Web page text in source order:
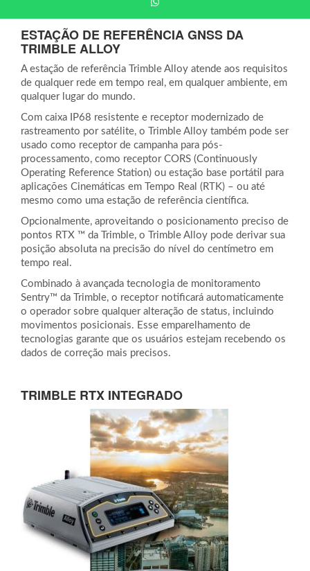
ESTAÇÃO DE REFERÊNCIA GNSS DA
TRIMBLE ALLOY
A estação de referência Trimble Alloy atende aos requisitos
de qualquer rede em tempo real, em qualquer ambiente, em
qualquer lugar do mundo.
Com caixa IP68 resistente e receptor modernizado de
rastreamento por satélite, o Trimble Alloy também pode ser
usado como receptor de campanha para pós-
processamento, como receptor CORS (Continuously
Operating Reference Station) ou estação base portátil para
aplicações Cinemáticas em Tempo Real (RTK) – ou até
mesmo como uma estação de referência científica.
Opcionalmente, aproveitando o posicionamento preciso de
pontos RTX ™ da Trimble, o Trimble Alloy pode derivar sua
posição absoluta na precisão do nível do centímetro em
tempo real.
Combinado à avançada tecnologia de monitoramento
Sentry™ da Trimble, o receptor notificará automaticamente
o operador sobre qualquer alteração de status, incluindo
movimentos posicionais. Esse emparelhamento de
tecnologias garante que os usuários estejam recebendo os
dados de correção mais precisos.
TRIMBLE RTX INTEGRADO